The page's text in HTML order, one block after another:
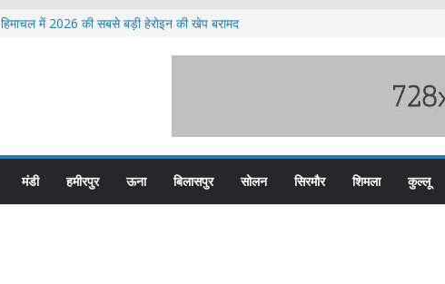
हिमाचल में 2026 की सबसे बड़ी हेरोइन की खेप बरामद
एचआरटीसी की बसों में अब हिम बस प्लस कार्ड से होगा रियायती सफर
मंडी हमीरपुर ऊना बिलासपुर सोलन सिरमौर शिमला कुल्लू